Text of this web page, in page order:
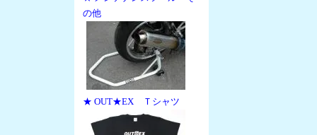
の他
★ OUT★EX Ｔシャツ